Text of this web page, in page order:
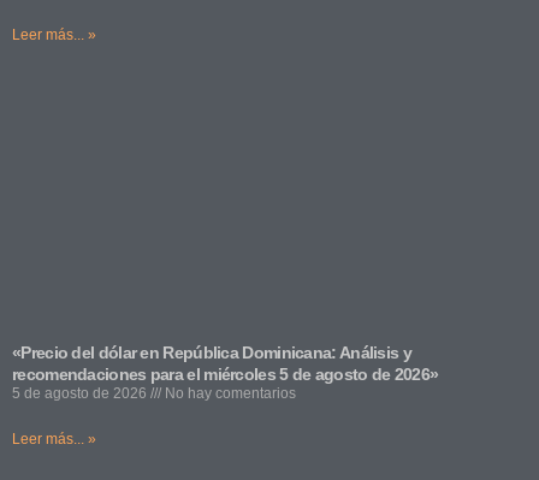
Leer más... »
«Precio del dólar en República Dominicana: Análisis y
recomendaciones para el miércoles 5 de agosto de 2026»
5 de agosto de 2026 No hay comentarios
Leer más... »